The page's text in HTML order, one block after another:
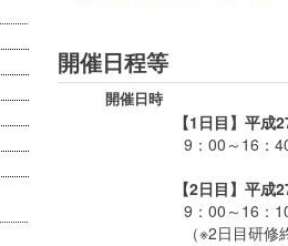
開催日程等
開催日時
【1日目】平成
9：00～16：
【2日目】平成
9：00～16：
（※2日目研